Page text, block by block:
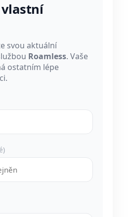
svou aktuální
Roamless. Vaše
ostatním lépe